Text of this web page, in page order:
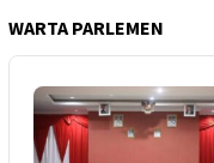
WARTA PARLEMEN